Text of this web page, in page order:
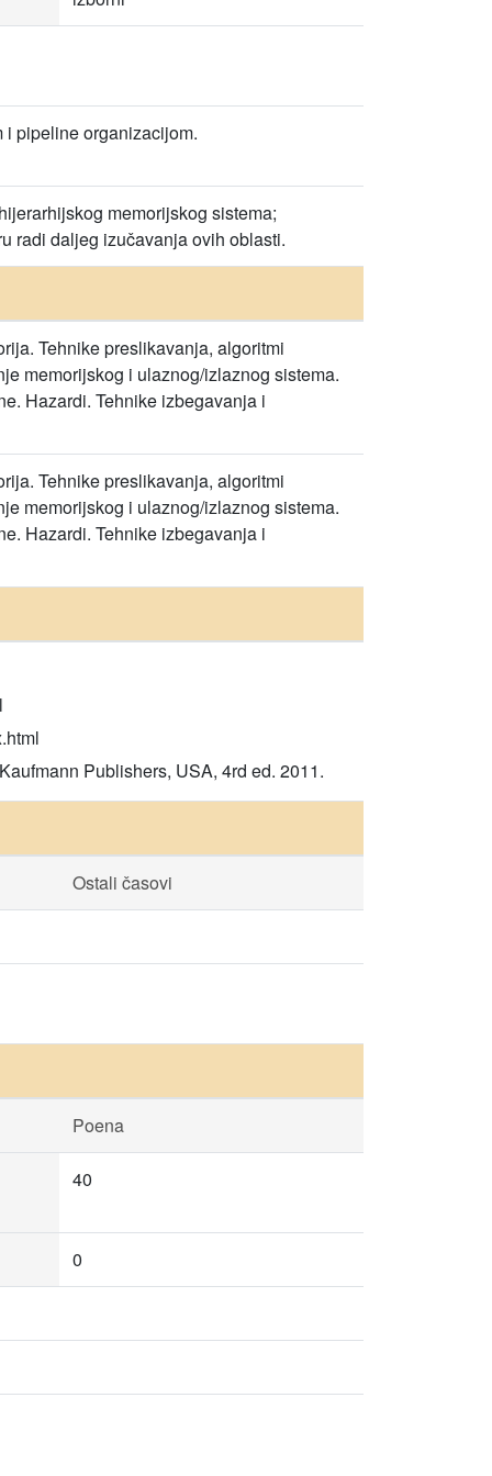
i pipeline organizacijom.
memorijskog sistema;
radi daljeg izučavanja ovih oblasti.
Tehnike preslikavanja, algoritmi
memorijskog i ulaznog/izlaznog sistema.
Hazardi. Tehnike izbegavanja i
Tehnike preslikavanja, algoritmi
memorijskog i ulaznog/izlaznog sistema.
Hazardi. Tehnike izbegavanja i
Publishers, USA, 4rd ed. 2011.
Ostali časovi
Poena
40
0